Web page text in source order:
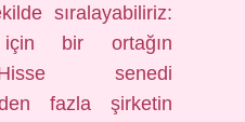
sıralayabiliriz:
bir ortağın
senedi
fazla şirketin